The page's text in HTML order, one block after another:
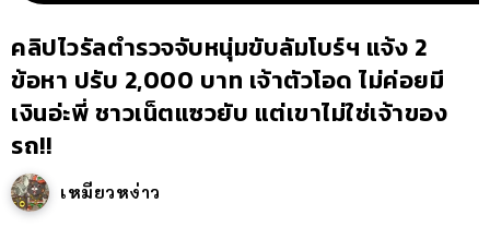
คลิปไวรัลตำรวจจับหนุ่มขับลัมโบร์ฯ แจ้ง 2
ข้อหา ปรับ 2,000 บาท เจ้าตัวโอด ไม่ค่อยมี
เงินอ่ะพี่ ชาวเน็ตแซวยับ แต่เขาไม่ใช่เจ้าของ
รถ!!
เหมียวหง่าว